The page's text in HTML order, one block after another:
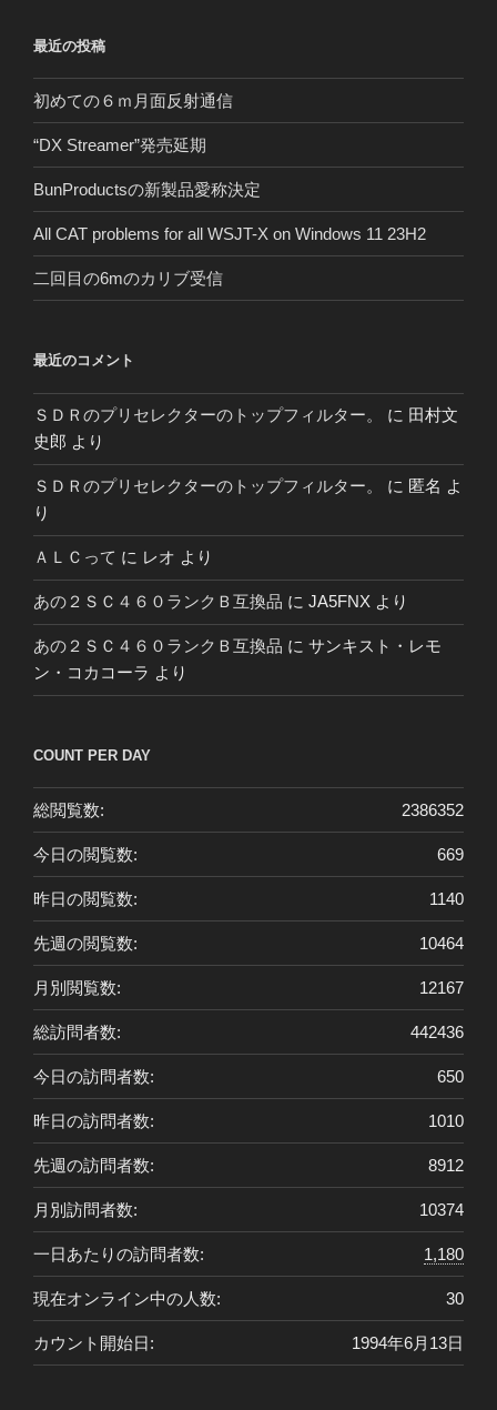
最近の投稿
初めての６ｍ月面反射通信
“DX Streamer”発売延期
BunProductsの新製品愛称決定
All CAT problems for all WSJT-X on Windows 11 23H2
二回目の6mのカリブ受信
最近のコメント
ＳＤＲのプリセレクターのトップフィルター。 に 田村文
史郎 より
ＳＤＲのプリセレクターのトップフィルター。 に 匿名 よ
り
ＡＬＣって に レオ より
あの２ＳＣ４６０ランクＢ互換品 に JA5FNX より
あの２ＳＣ４６０ランクＢ互換品 に サンキスト・レモ
ン・コカコーラ より
COUNT PER DAY
2386352
総閲覧数:
669
今日の閲覧数:
1140
昨日の閲覧数:
10464
先週の閲覧数:
12167
月別閲覧数:
442436
総訪問者数:
650
今日の訪問者数:
1010
昨日の訪問者数:
8912
先週の訪問者数:
10374
月別訪問者数:
1,180
一日あたりの訪問者数:
30
現在オンライン中の人数:
1994年6月13日
カウント開始日: